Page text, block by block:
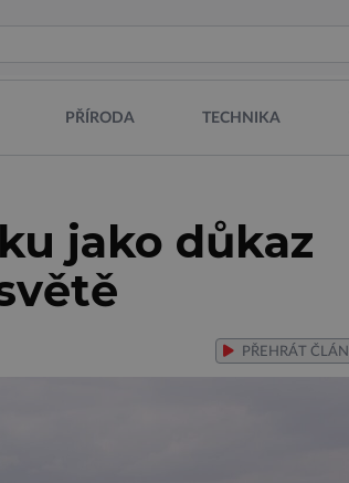
PŘÍRODA TECHNIKA
jako důkaz
PŘEHRÁT